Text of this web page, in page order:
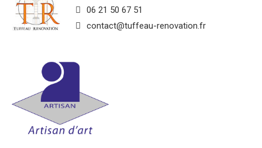
06 21 50 67 51
contact@tuffeau-renovation.fr